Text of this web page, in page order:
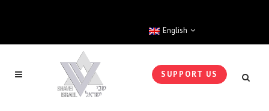
English
SUPPORT US